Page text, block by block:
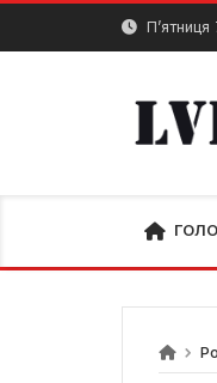
Skip
content